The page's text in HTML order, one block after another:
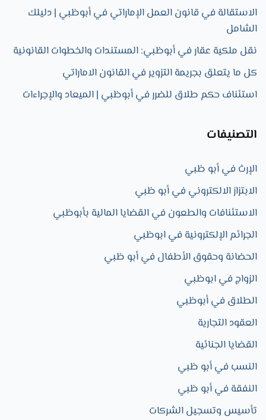
الاستقالة في قانون العمل الإماراتي في أبوظبي | دليلك
الشامل
نقل ملكية عقار في أبوظبي: المستندات والخطوات القانونية
كل ما يتعلق بجريمة التزوير في القانون الاماراتي
استئناف حكم طلاق للضرر في أبوظبي | الميعاد والإجراءات
التصنيفات
الإرث في أبو ظبي
الابتزاز الالكتروني في أبو ظبي
الاستئنافات والطعون في القضايا المالية بأبوظبي
الجرائم الإلكترونية في ابوظبي
الحضانة وحقوق الأطفال في أبو ظبي
الزواج في ابوظبي​
الطلاق في أبوظبي
العقود التجارية​
القضايا الجنائية
النسب في أبو ظبي
النفقة في أبو ظبي
تأسيس وتسجيل الشركات